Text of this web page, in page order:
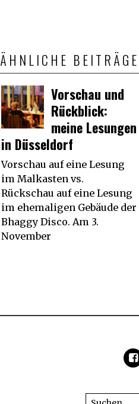
ÄHNLICHE BEITRÄGE
Vorschau und
Rückblick:
meine Lesungen
in Düsseldorf
Vorschau auf eine Lesung
im Malkasten vs.
Rückschau auf eine Lesung
im ehemaligen Gebäude der
Bhaggy Disco. Am 3.
November